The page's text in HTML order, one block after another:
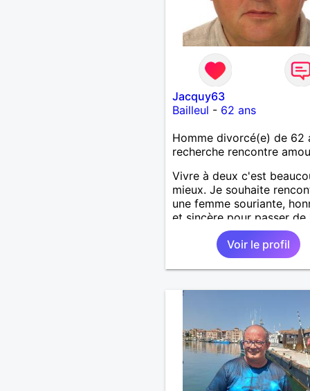
Jacquy63
Bailleul - 62 ans
Homme divorcé(e) de 62
recherche rencontre
Vivre à deux c'est
mieux. Je souhaite
une femme souriante,
et sincère pour passer de
moments, qui aime
balader et partager, je le
souhaite, notre complicité.
J'aime beaucoup les
se relaxer, se détendre et
finalement prendre du bon
temps. C'est difficile de
dire en quelques lignes.
revanche, vous pouvez
contacter pour avoir plus
d'informations. A bientôt
Voir le profil